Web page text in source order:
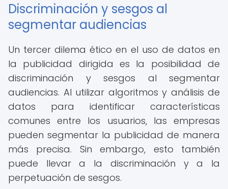
Discriminación y sesgos al
segmentar audiencias
Un tercer dilema ético en el uso de datos en
la publicidad dirigida es la posibilidad de
discriminación y sesgos al segmentar
audiencias. Al utilizar algoritmos y análisis de
datos para identificar características
comunes entre los usuarios, las empresas
pueden segmentar la publicidad de manera
más precisa. Sin embargo, esto también
puede llevar a la discriminación y a la
perpetuación de sesgos.